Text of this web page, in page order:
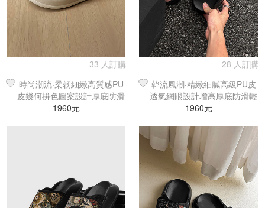
33 人訂購
時尚潮流‧柔韌細緻高質感PU
皮幾何拚色圖案設計厚底防滑
輕量涼拖鞋
1960元
28 人訂購
韓流風潮‧精緻細膩高級PU皮
透氣網眼設計增高厚底防滑輕
量涼拖鞋
1960元